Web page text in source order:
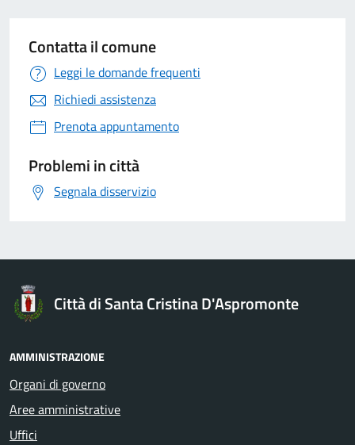
Contatta il comune
Leggi le domande frequenti
Richiedi assistenza
Prenota appuntamento
Problemi in città
Segnala disservizio
Città di Santa Cristina D'Aspromonte
AMMINISTRAZIONE
Organi di governo
Aree amministrative
Uffici